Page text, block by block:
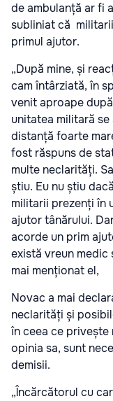
de ambulanță ar fi
subliniat că
primul ajutor.
„După mine, și
cam întârziată, în
venit aproape
unitatea militară
distanță foarte
fost răspuns de
multe neclarități.
știu. Eu nu știu
militarii prezenți în
ajutor tânărului.
acorde un prim
există vreun medic
mai menționat el,
Novac a mai
neclarități și
în ceea ce
opinia sa, sunt
demisii.
„Încărcătorul cu